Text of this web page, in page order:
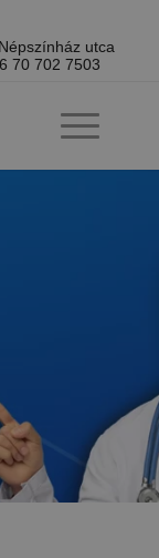
utca
70 702 7503